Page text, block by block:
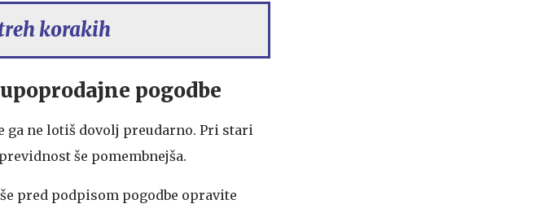
korakih
pogodbe
ga ne lotiš dovolj preudarno. Pri stari
še pomembnejša.
pred podpisom pogodbe opravite